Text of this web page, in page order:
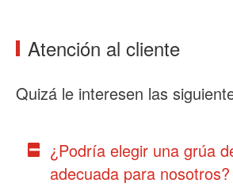
Atención al cliente
Quizá le interesen las
¿Podría elegir una grúa
adecuada para nosotros?